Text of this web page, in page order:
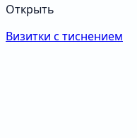
Открыть
Визитки с тиснением